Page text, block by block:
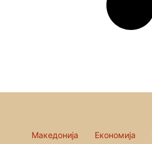
Македонија Економија